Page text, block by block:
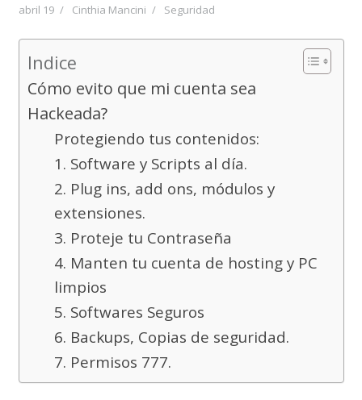
abril 19 Cinthia Mancini Seguridad
Indice
Cómo evito que mi cuenta sea
Hackeada?
Protegiendo tus contenidos:
1. Software y Scripts al día.
2. Plug ins, add ons, módulos y
extensiones.
3. Proteje tu Contraseña
4. Manten tu cuenta de hosting y PC
limpios
5. Softwares Seguros
6. Backups, Copias de seguridad.
7. Permisos 777.